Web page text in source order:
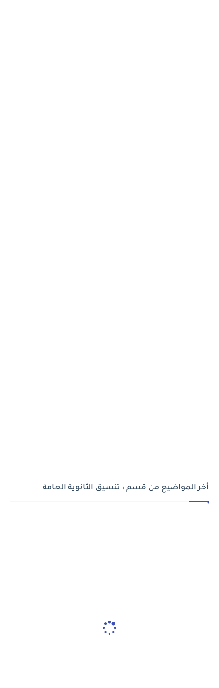
أخر المواضيع من قسم : تنسيق الثانوية العامة